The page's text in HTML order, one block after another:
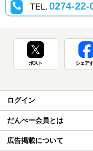
TEL. 0274-22-
ポスト シェア
ログイン
だんべー会員とは
広告掲載について